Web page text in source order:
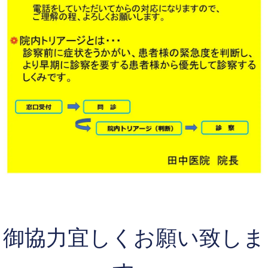
御協力宜しくお願い致しま